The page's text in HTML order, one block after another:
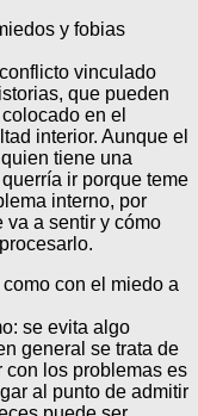
y fobias
vinculado
que pueden
en el
interior. Aunque el
tiene una
ir porque teme
interno, por
va a sentir y cómo
con el miedo a
se evita algo
general se trata de
con los problemas es
al punto de admitir